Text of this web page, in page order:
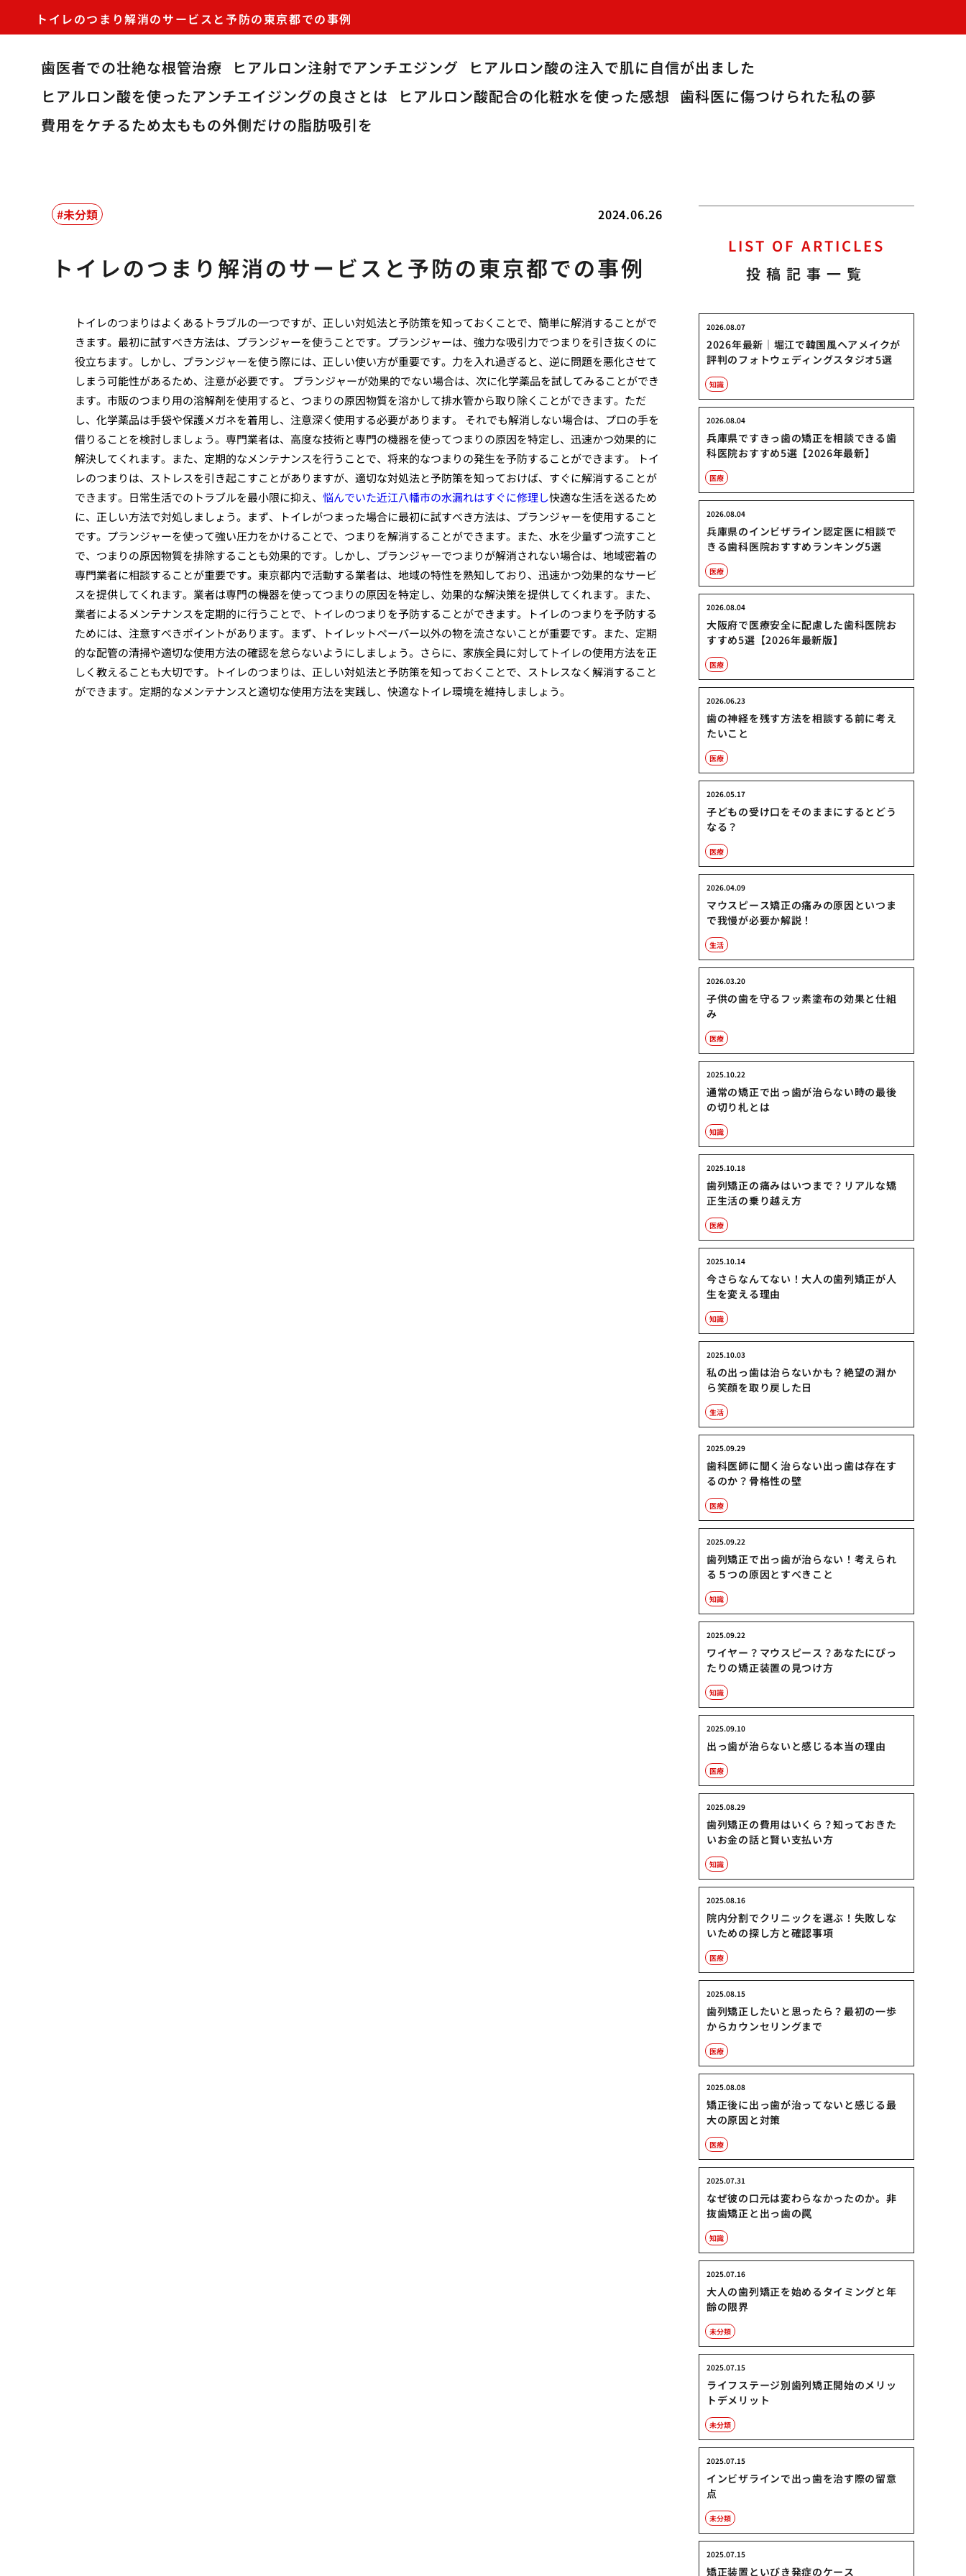
トイレのつまり解消のサービスと予防の東京都での事例
歯医者での壮絶な根管治療 ヒアルロン注射でアンチエジング
ヒアルロン酸の注入で肌に自信が出ました
ヒアルロン酸を使ったアンチエイジングの良さとは
ヒアルロン酸配合の化粧水を使った感想 歯科医に傷つけられた私の夢
費用をケチるため太ももの外側だけの脂肪吸引を
2024.06.26
未分類
トイレのつまり解消のサービスと予防の東京都での事例
トイレのつまりはよくあるトラブルの一つですが、正しい対処法と予防策を知っておくことで、簡単に解消することがで
きます。最初に試すべき方法は、プランジャーを使うことです。プランジャーは、強力な吸引力でつまりを引き抜くのに
役立ちます。しかし、プランジャーを使う際には、正しい使い方が重要です。力を入れ過ぎると、逆に問題を悪化させて
しまう可能性があるため、注意が必要です。 プランジャーが効果的でない場合は、次に化学薬品を試してみることができ
ます。市販のつまり用の溶解剤を使用すると、つまりの原因物質を溶かして排水管から取り除くことができます。ただ
し、化学薬品は手袋や保護メガネを着用し、注意深く使用する必要があります。 それでも解消しない場合は、プロの手を
借りることを検討しましょう。専門業者は、高度な技術と専門の機器を使ってつまりの原因を特定し、迅速かつ効果的に
解決してくれます。また、定期的なメンテナンスを行うことで、将来的なつまりの発生を予防することができます。 トイ
レのつまりは、ストレスを引き起こすことがありますが、適切な対処法と予防策を知っておけば、すぐに解消することが
できます。日常生活でのトラブルを最小限に抑え、 悩んでいた近江八幡市の水漏れはすぐに修理し快適な生活を送るため
に、正しい方法で対処しましょう。まず、トイレがつまった場合に最初に試すべき方法は、プランジャーを使用すること
です。プランジャーを使って強い圧力をかけることで、つまりを解消することができます。また、水を少量ずつ流すこと
で、つまりの原因物質を排除することも効果的です。しかし、プランジャーでつまりが解消されない場合は、地域密着の
専門業者に相談することが重要です。東京都内で活動する業者は、地域の特性を熟知しており、迅速かつ効果的なサービ
スを提供してくれます。業者は専門の機器を使ってつまりの原因を特定し、効果的な解決策を提供してくれます。また、
業者によるメンテナンスを定期的に行うことで、トイレのつまりを予防することができます。トイレのつまりを予防する
ためには、注意すべきポイントがあります。まず、トイレットペーパー以外の物を流さないことが重要です。また、定期
的な配管の清掃や適切な使用方法の確認を怠らないようにしましょう。さらに、家族全員に対してトイレの使用方法を正
しく教えることも大切です。トイレのつまりは、正しい対処法と予防策を知っておくことで、ストレスなく解消すること
ができます。定期的なメンテナンスと適切な使用方法を実践し、快適なトイレ環境を維持しましょう。
LIST OF ARTICLES
投稿記事一覧
2026年最新｜堀江で韓国風ヘアメイクが
評判のフォトウェディングスタジオ5選
2026.08.07
知識
兵庫県ですきっ歯の矯正を相談できる歯
科医院おすすめ5選【2026年最新】
2026.08.04
医療
兵庫県のインビザライン認定医に相談で
きる歯科医院おすすめランキング5選
2026.08.04
医療
大阪府で医療安全に配慮した歯科医院お
すすめ5選【2026年最新版】
2026.08.04
医療
歯の神経を残す方法を相談する前に考え
たいこと
2026.06.23
医療
子どもの受け口をそのままにするとどう
なる？
2026.05.17
医療
マウスピース矯正の痛みの原因といつま
で我慢が必要か解説！
2026.04.09
生活
子供の歯を守るフッ素塗布の効果と仕組
み
2026.03.20
医療
通常の矯正で出っ歯が治らない時の最後
の切り札とは
2025.10.22
知識
歯列矯正の痛みはいつまで？リアルな矯
正生活の乗り越え方
2025.10.18
医療
今さらなんてない！大人の歯列矯正が人
生を変える理由
2025.10.14
知識
私の出っ歯は治らないかも？絶望の淵か
ら笑顔を取り戻した日
2025.10.03
生活
歯科医師に聞く治らない出っ歯は存在す
るのか？骨格性の壁
2025.09.29
医療
歯列矯正で出っ歯が治らない！考えられ
る５つの原因とすべきこと
2025.09.22
知識
ワイヤー？マウスピース？あなたにぴっ
たりの矯正装置の見つけ方
2025.09.22
知識
出っ歯が治らないと感じる本当の理由
2025.09.10
医療
歯列矯正の費用はいくら？知っておきた
いお金の話と賢い支払い方
2025.08.29
知識
院内分割でクリニックを選ぶ！失敗しな
いための探し方と確認事項
2025.08.16
医療
歯列矯正したいと思ったら？最初の一歩
からカウンセリングまで
2025.08.15
医療
矯正後に出っ歯が治ってないと感じる最
大の原因と対策
2025.08.08
医療
なぜ彼の口元は変わらなかったのか。非
抜歯矯正と出っ歯の罠
2025.07.31
知識
大人の歯列矯正を始めるタイミングと年
齢の限界
2025.07.16
未分類
ライフステージ別歯列矯正開始のメリッ
トデメリット
2025.07.15
未分類
インビザラインで出っ歯を治す際の留意
点
2025.07.15
未分類
矯正装置といびき発症のケース
2025.07.15